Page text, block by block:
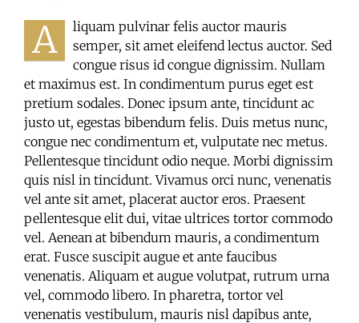
A
liquam pulvinar felis auctor mauris
semper, sit amet eleifend lectus auctor. Sed
congue risus id congue dignissim. Nullam
et maximus est. In condimentum purus eget est
pretium sodales. Donec ipsum ante, tincidunt ac
justo ut, egestas bibendum felis. Duis metus nunc,
congue nec condimentum et, vulputate nec metus.
Pellentesque tincidunt odio neque. Morbi dignissim
quis nisl in tincidunt. Vivamus orci nunc, venenatis
vel ante sit amet, placerat auctor eros. Praesent
pellentesque elit dui, vitae ultrices tortor commodo
vel. Aenean at bibendum mauris, a condimentum
erat. Fusce suscipit augue et ante faucibus
venenatis. Aliquam et augue volutpat, rutrum urna
vel, commodo libero. In pharetra, tortor vel
venenatis vestibulum, mauris nisl dapibus ante,